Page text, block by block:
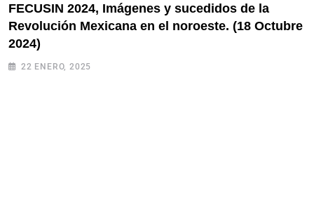
FECUSIN 2024, Imágenes y sucedidos de la
Revolución Mexicana en el noroeste. (18 Octubre
2024)
22 ENERO, 2025